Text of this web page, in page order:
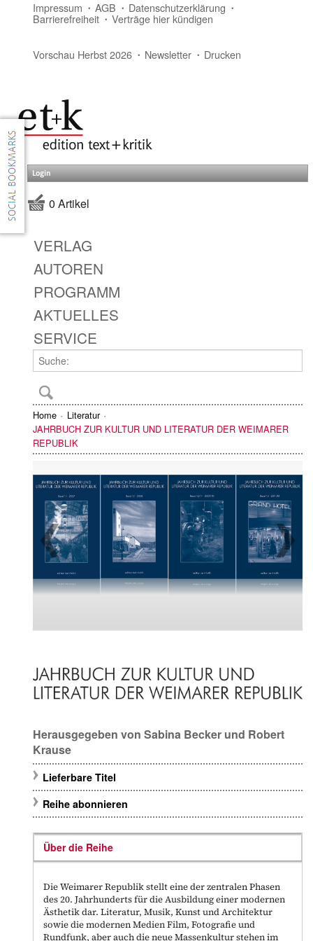
Impressum AGB Datenschutzerklärung
Barrierefreiheit Verträge hier kündigen
Vorschau Herbst 2026 Newsletter Drucken
Login
0 Artikel
VERLAG
AUTOREN
PROGRAMM
AKTUELLES
SERVICE
Home
Literatur
JAHRBUCH ZUR KULTUR UND LITERATUR DER WEIMARER
REPUBLIK
Herausgegeben von Sabina Becker und Robert
Krause
Lieferbare Titel
Reihe abonnieren
Über die Reihe
Die Weimarer Republik stellt eine der zentralen Phasen
des 20. Jahrhunderts für die Ausbildung einer modernen
Ästhetik dar. Literatur, Musik, Kunst und Architektur
sowie die modernen Medien Film, Fotografie und
Rundfunk, aber auch die neue Massenkultur stehen im